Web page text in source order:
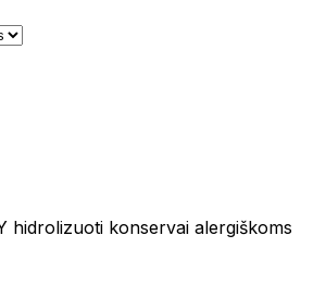
hidrolizuoti konservai alergiškoms